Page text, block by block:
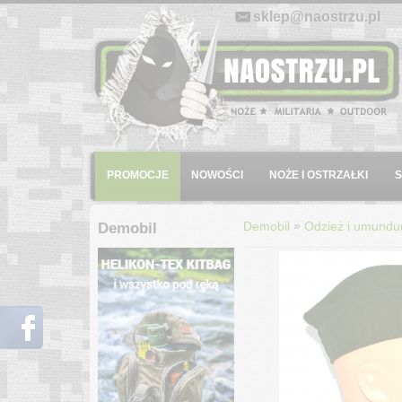
E-mail:
sklep@naostrzu.pl
Menu
PROMOCJE NOWOŚCI NOŻE I OSTRZAŁKI
Demobil Demobil » Odzież i